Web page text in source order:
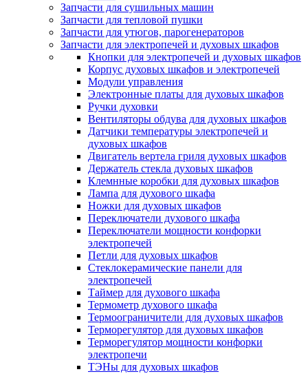
Запчасти для сушильных машин
Запчасти для тепловой пушки
Запчасти для утюгов, парогенераторов
Запчасти для электропечей и духовых шкафов
Кнопки для электропечей и духовых шкафов
Корпус духовых шкафов и электропечей
Модули управления
Электронные платы для духовых шкафов
Ручки духовки
Вентиляторы обдува для духовых шкафов
Датчики температуры электропечей и
духовых шкафов
Двигатель вертела гриля духовых шкафов
Держатель стекла духовых шкафов
Клемнные коробки для духовых шкафов
Лампа для духового шкафа
Ножки для духовых шкафов
Переключатели духового шкафа
Переключатели мощности конфорки
электропечей
Петли для духовых шкафов
Стеклокерамические панели для
электропечей
Таймер для духового шкафа
Термометр духового шкафа
Термоограничители для духовых шкафов
Терморегулятор для духовых шкафов
Терморегулятор мощности конфорки
электропечи
ТЭНы для духовых шкафов